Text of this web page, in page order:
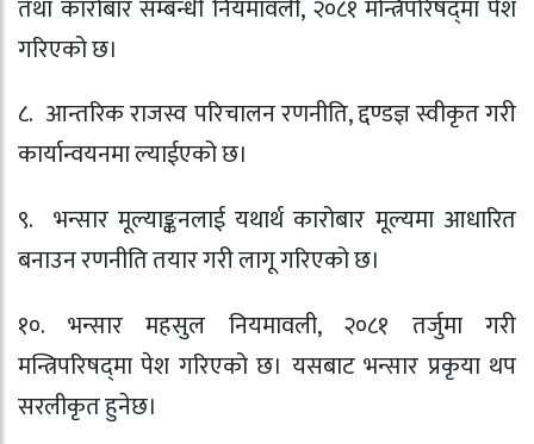
तथा कारोबार सम्बन्धी नियमावली, २०८१ मन्त्रिपरिषद्‍मा पेश
गरिएको छ।
८. आन्तरिक राजस्व परिचालन रणनीति, द्दण्डज्ञ स्वीकृत गरी
कार्यान्वयनमा ल्याईएको छ।
९. भन्सार मूल्याङ्कनलाई यथार्थ कारोबार मूल्यमा आधारित
बनाउन रणनीति तयार गरी लागू गरिएको छ।
१०. भन्सार महसुल नियमावली, २०८१ तर्जुमा गरी
मन्त्रिपरिषद्‍मा पेश गरिएको छ। यसबाट भन्सार प्रकृया थप
सरलीकृत हुनेछ।